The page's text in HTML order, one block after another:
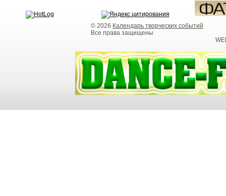
© 2026 Календарь творческих событий
Все права защищены